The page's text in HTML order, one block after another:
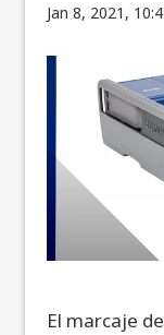
Jan 8, 2021,
El marcaje